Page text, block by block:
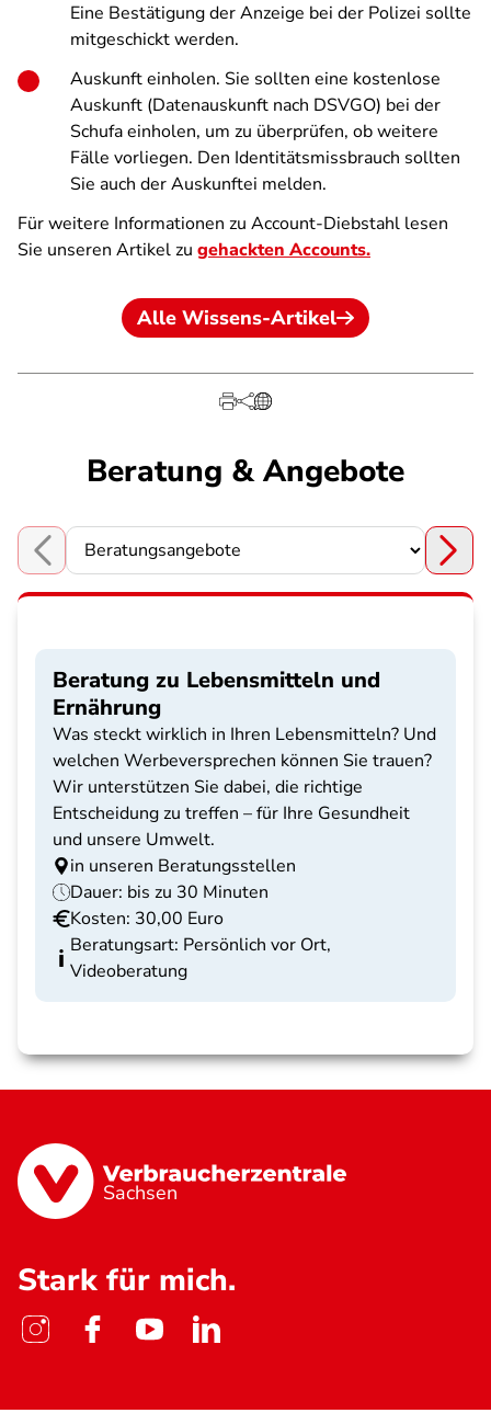
Eine Bestätigung der Anzeige bei der Polizei sollte
mitgeschickt werden.
Auskunft einholen. Sie sollten eine kostenlose
Auskunft (Datenauskunft nach DSVGO) bei der
Schufa einholen, um zu überprüfen, ob weitere
Fälle vorliegen. Den Identitätsmissbrauch sollten
Sie auch der Auskunftei melden.
Für weitere Informationen zu Account-Diebstahl lesen
Sie unseren Artikel zu gehackten Accounts.
Alle Wissens-Artikel
Beratung & Angebote
Choose a section
Beratung zu Lebensmitteln und
Ernährung
Was steckt wirklich in Ihren Lebensmitteln? Und
welchen Werbeversprechen können Sie trauen?
Wir unterstützen Sie dabei, die richtige
Entscheidung zu treffen – für Ihre Gesundheit
und unsere Umwelt.
in unseren Beratungsstellen
Dauer: bis zu 30 Minuten
Kosten: 30,00 Euro
Beratungsart: Persönlich vor Ort,
Videoberatung
Sachsen
Stark für mich.